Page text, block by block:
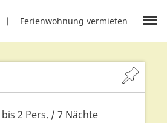
Ferienwohnung vermieten
bis 2 Pers. / 7 Nächte